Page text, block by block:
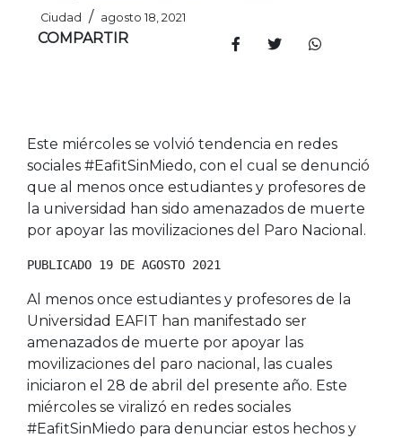
Ciudad / agosto 18, 2021
COMPARTIR
Este miércoles se volvió tendencia en redes
sociales #EafitSinMiedo, con el cual se denunció
que al menos once estudiantes y profesores de
la universidad han sido amenazados de muerte
por apoyar las movilizaciones del Paro Nacional.
PUBLICADO 19 DE AGOSTO 2021
Al menos once estudiantes y profesores de la
Universidad EAFIT han manifestado ser
amenazados de muerte por apoyar las
movilizaciones del paro nacional, las cuales
iniciaron el 28 de abril del presente año. Este
miércoles se viralizó en redes sociales
#EafitSinMiedo para denunciar estos hechos y